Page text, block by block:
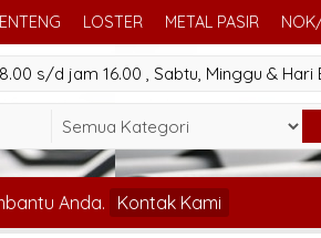
LOSTER METAL PASIR
s/d jam 16.00 , Sabtu, Minggu & Hari
Anda. Kontak Kami